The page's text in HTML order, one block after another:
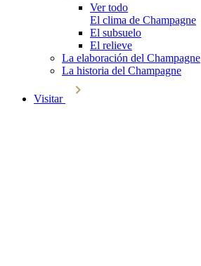
Ver todo
El clima de Champagne
El subsuelo
El relieve
La elaboración del Champagne
La historia del Champagne
Visitar